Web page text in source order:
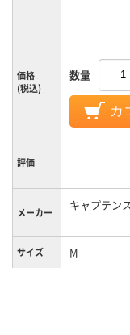
価格
(税込)
数量
カ
評価
メーカー キャプテン
サイズ M